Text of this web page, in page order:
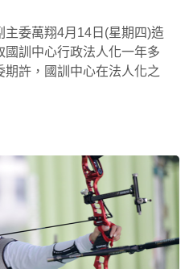
委萬翔4月14日(星期四)造
訓中心行政法人化一年多
許，國訓中心在法人化之